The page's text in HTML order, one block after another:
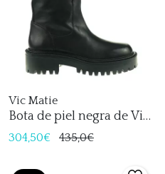
Vic Matie
Bota de piel negra de Vic
Matie
304,50€ 435,0€